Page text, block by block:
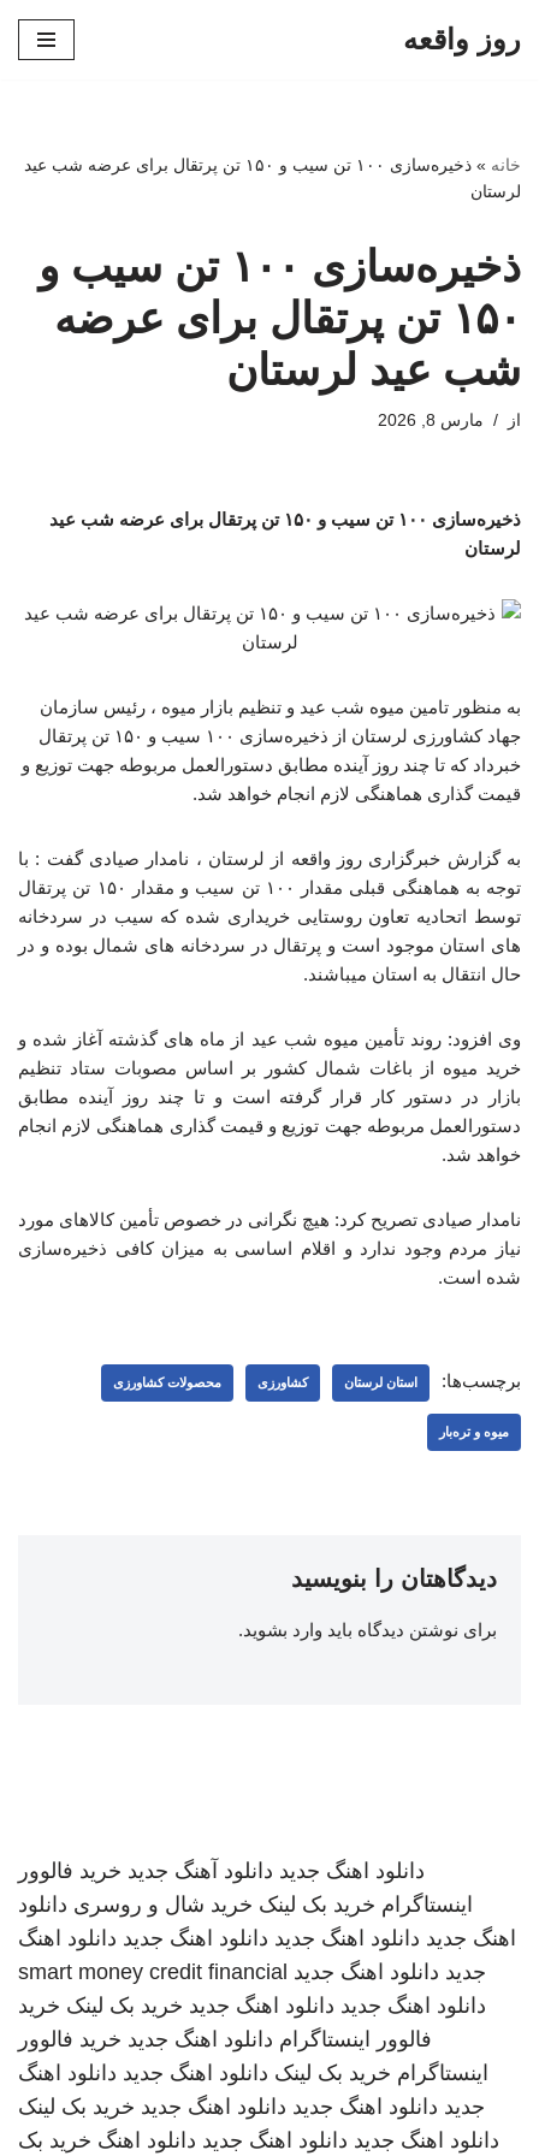
روز واقعه
خانه »
ذخیره‌سازی ۱۰۰ تن سیب و ۱۵۰ تن پرتقال برای عرضه شب عید
لرستان
ذخیره‌سازی ۱۰۰ تن سیب و
۱۵۰ تن پرتقال برای عرضه
شب عید لرستان
از مارس 8, 2026
ذخیره‌سازی ۱۰۰ تن سیب و ۱۵۰ تن پرتقال برای عرضه شب عید
لرستان
به منظور تامین میوه شب عید و تنظیم بازار میوه ، رئیس سازمان
جهاد کشاورزی لرستان از ذخیره‌سازی ۱۰۰ سیب و ۱۵۰ تن پرتقال
خبرداد که تا چند روز آینده مطابق دستورالعمل مربوطه جهت توزیع و
قیمت گذاری هماهنگی لازم انجام خواهد شد.
به گزارش خبرگزاری روز واقعه از لرستان ، نامدار صیادی گفت : با
توجه به هماهنگی قبلی مقدار ۱۰۰ تن سیب و مقدار ۱۵۰ تن پرتقال
توسط اتحادیه تعاون روستایی خریداری شده که سیب در سردخانه
های استان موجود است و پرتقال در سردخانه های شمال بوده و در
حال انتقال به استان میباشند.
وی افزود: روند تأمین میوه شب عید از ماه های گذشته آغاز شده و
خرید میوه از باغات شمال کشور بر اساس مصوبات ستاد تنظیم
بازار در دستور کار قرار گرفته است و تا چند روز آینده مطابق
دستورالعمل مربوطه جهت توزیع و قیمت گذاری هماهنگی لازم انجام
خواهد شد.
نامدار صیادی تصریح کرد: هیچ نگرانی در خصوص تأمین کالاهای مورد
نیاز مردم وجود ندارد و اقلام اساسی به میزان کافی ذخیره‌سازی
شده است.
برچسب‌ها: استان لرستان کشاورزی محصولات کشاورزی
میوه و تره‌بار
دیدگاهتان را بنویسید
برای نوشتن دیدگاه باید وارد بشوید.
دانلود اهنگ جدید دانلود آهنگ جدید خرید فالوور
اینستاگرام خرید بک لینک خرید شال و روسری دانلود
اهنگ جدید دانلود اهنگ جدید دانلود اهنگ جدید دانلود اهنگ
جدید دانلود اهنگ جدید smart money credit financial
دانلود اهنگ جدید دانلود اهنگ جدید خرید بک لینک خرید
فالوور اینستاگرام دانلود اهنگ جدید خرید فالوور
اینستاگرام خرید بک لینک دانلود اهنگ جدید دانلود اهنگ
جدید دانلود اهنگ جدید دانلود اهنگ جدید خرید بک لینک
دانلود اهنگ جدید دانلود اهنگ جدید دانلود اهنگ خرید بک